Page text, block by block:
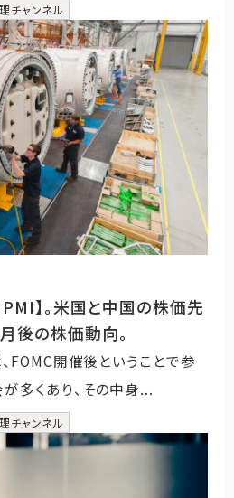
チャンネル
】。米国と中国の株価先
後の株価動向。
FOMC開催後ということで参
多くあり、その中身...
チャンネル